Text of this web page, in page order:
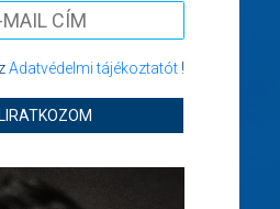
Adatvédelmi tájékoztatót!